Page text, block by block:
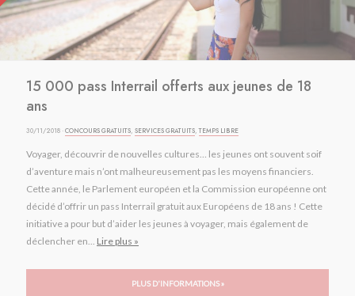
15 000 pass Interrail offerts aux jeunes de 18
ans
30/11/2018 ·CONCOURS GRATUITS, SERVICES GRATUITS,TEMPS LIBRE
Voyager, découvrir de nouvelles cultures… les jeunes ont souvent soif
d’aventure mais n’ont malheureusement pas les moyens financiers.
Cette année, le Parlement européen et la Commission européenne ont
décidé d’offrir un pass Interrail gratuit aux Européens de 18 ans ! Cette
initiative a pour but d’aider les jeunes à voyager, mais également de
déclencher en... Lire plus »
PLUS D'INFORMATIONS »